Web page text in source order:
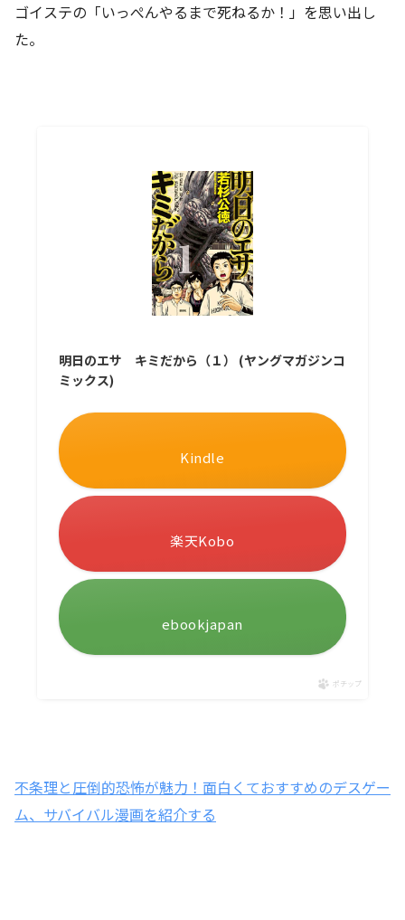
ゴイステの「いっぺんやるまで死ねるか！」を思い出し
た。
明日のエサ キミだから（１） (ヤングマガジンコ
ミックス)
Kindle
楽天Kobo
ebookjapan
ポチップ
不条理と圧倒的恐怖が魅力！面白くておすすめのデスゲー
ム、サバイバル漫画を紹介する